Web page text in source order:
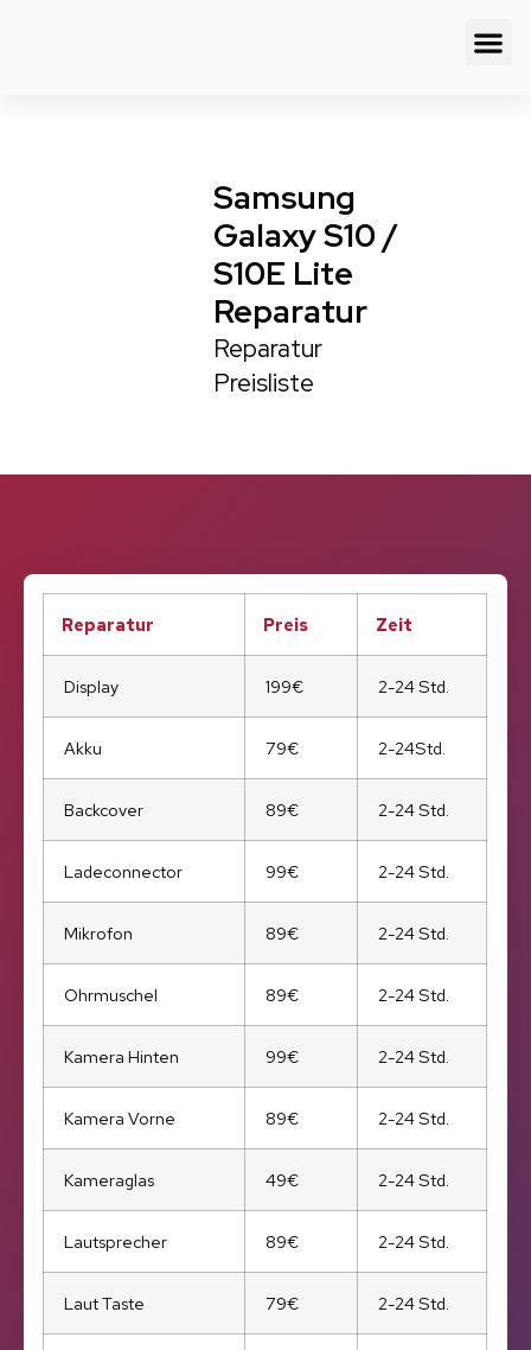
Samsung
Galaxy S10 /
S10E Lite
Reparatur
Reparatur
Preisliste
Reparatur Preis Zeit
Display 199€ 2-24 Std.
Akku 79€ 2-24Std.
Backcover 89€ 2-24 Std.
Ladeconnector 99€ 2-24 Std.
Mikrofon 89€ 2-24 Std.
Ohrmuschel 89€ 2-24 Std.
Kamera Hinten 99€ 2-24 Std.
Kamera Vorne 89€ 2-24 Std.
Kameraglas 49€ 2-24 Std.
Lautsprecher 89€ 2-24 Std.
Laut Taste 79€ 2-24 Std.